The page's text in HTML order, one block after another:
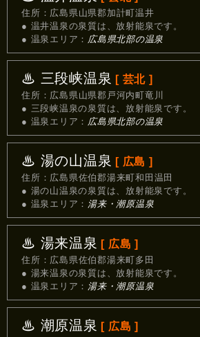
住所：広島県山県郡加計町温井
● 温井温泉の泉質は、放射能泉です。
● 温泉エリア： 広島県北部の温泉
♨ 三段峡温泉 [ 芸北 ]
住所：広島県山県郡戸河内町竜川
● 三段峡温泉の泉質は、放射能泉です。
● 温泉エリア： 広島県北部の温泉
♨ 湯の山温泉 [ 広島 ]
住所：広島県佐伯郡湯来町和田温田
● 湯の山温泉の泉質は、放射能泉です。
● 温泉エリア： 湯来・潮原温泉
♨ 湯来温泉 [ 広島 ]
住所：広島県佐伯郡湯来町多田
● 湯来温泉の泉質は、放射能泉です。
● 温泉エリア： 湯来・潮原温泉
♨ 潮原温泉 [ 広島 ]